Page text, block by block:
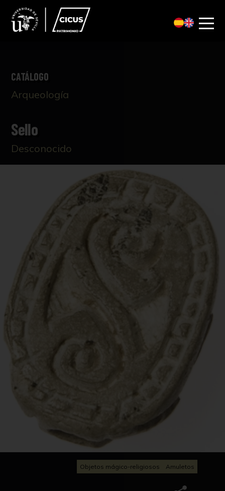
CATÁLOGO
Arqueología
Sello
Desconocido
Objetos mágico-religiosos Amuletos